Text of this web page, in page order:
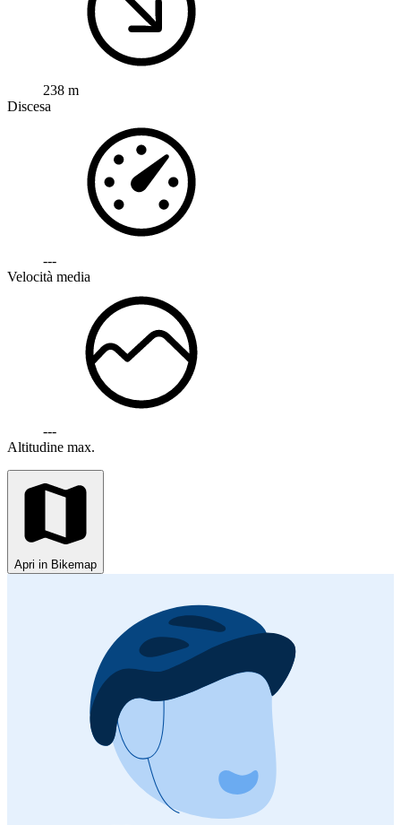
238 m
Discesa
---
Velocità media
---
Altitudine max.
Apri in Bikemap